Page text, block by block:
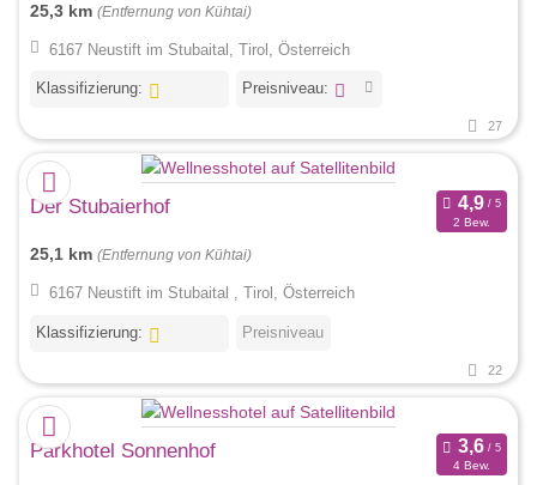
25,3 km (Entfernung von Kühtai)
6167 Neustift im Stubaital, Tirol, Österreich
Klassifizierung: Preisniveau:
27
Der Stubaierhof
2 Bew.
25,1 km (Entfernung von Kühtai)
6167 Neustift im Stubaital , Tirol, Österreich
Klassifizierung: Preisniveau
22
Parkhotel Sonnenhof
4 Bew.